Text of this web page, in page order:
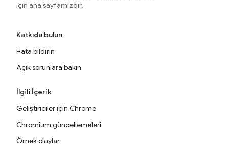
için ana sayfamızdır.
Katkıda bulun
Hata bildirin
Açık sorunlara bakın
İlgili İçerik
Geliştiriciler için Chrome
Chromium güncellemeleri
Örnek olaylar